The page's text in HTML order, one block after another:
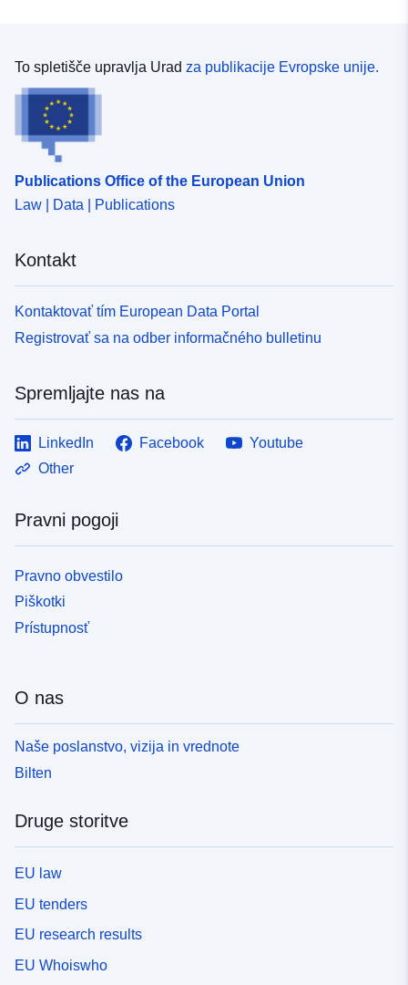
so bile proučene nevarnosti.
To spletišče upravlja Urad za publikacije Evropske unije.
Publications Office of the European Union
Law | Data | Publications
Kontakt
Kontaktovať tím European Data Portal
Registrovať sa na odber informačného bulletinu
Spremljajte nas na
LinkedIn Facebook
Youtube
Other
Pravni pogoji
Pravno obvestilo
Piškotki
Prístupnosť
O nas
Naše poslanstvo, vizija in vrednote
Bilten
Druge storitve
EU law
EU tenders
EU research results
EU Whoiswho